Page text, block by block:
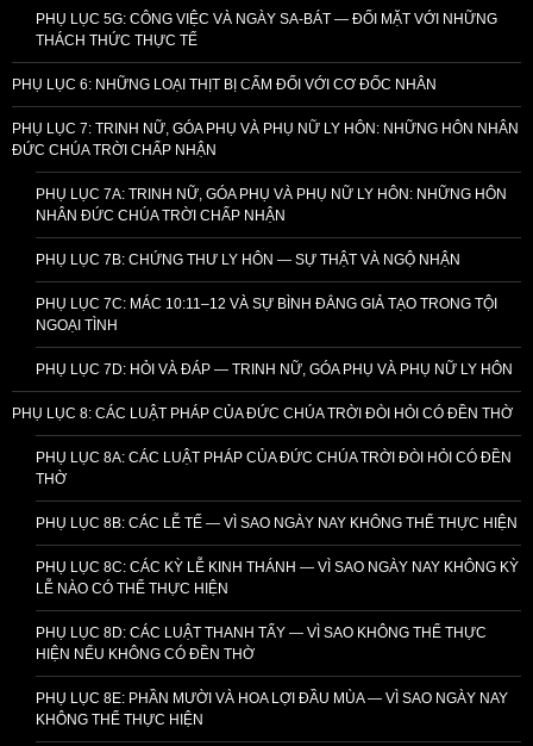
PHỤ LỤC 5G: CÔNG VIỆC VÀ NGÀY SA-BÁT — ĐỐI MẶT VỚI NHỮNG
THÁCH THỨC THỰC TẾ
PHỤ LỤC 6: NHỮNG LOẠI THỊT BỊ CẤM ĐỐI VỚI CƠ ĐỐC NHÂN
PHỤ LỤC 7: TRINH NỮ, GÓA PHỤ VÀ PHỤ NỮ LY HÔN: NHỮNG HÔN NHÂN
ĐỨC CHÚA TRỜI CHẤP NHẬN
PHỤ LỤC 7A: TRINH NỮ, GÓA PHỤ VÀ PHỤ NỮ LY HÔN: NHỮNG HÔN
NHÂN ĐỨC CHÚA TRỜI CHẤP NHẬN
PHỤ LỤC 7B: CHỨNG THƯ LY HÔN — SỰ THẬT VÀ NGỘ NHẬN
PHỤ LỤC 7C: MÁC 10:11–12 VÀ SỰ BÌNH ĐẲNG GIẢ TẠO TRONG TỘI
NGOẠI TÌNH
PHỤ LỤC 7D: HỎI VÀ ĐÁP — TRINH NỮ, GÓA PHỤ VÀ PHỤ NỮ LY HÔN
PHỤ LỤC 8: CÁC LUẬT PHÁP CỦA ĐỨC CHÚA TRỜI ĐÒI HỎI CÓ ĐỀN THỜ
PHỤ LỤC 8A: CÁC LUẬT PHÁP CỦA ĐỨC CHÚA TRỜI ĐÒI HỎI CÓ ĐỀN
THỜ
PHỤ LỤC 8B: CÁC LỄ TẾ — VÌ SAO NGÀY NAY KHÔNG THỂ THỰC HIỆN
PHỤ LỤC 8C: CÁC KỲ LỄ KINH THÁNH — VÌ SAO NGÀY NAY KHÔNG KỲ
LỄ NÀO CÓ THỂ THỰC HIỆN
PHỤ LỤC 8D: CÁC LUẬT THANH TẨY — VÌ SAO KHÔNG THỂ THỰC
HIỆN NẾU KHÔNG CÓ ĐỀN THỜ
PHỤ LỤC 8E: PHẦN MƯỜI VÀ HOA LỢI ĐẦU MÙA — VÌ SAO NGÀY NAY
KHÔNG THỂ THỰC HIỆN